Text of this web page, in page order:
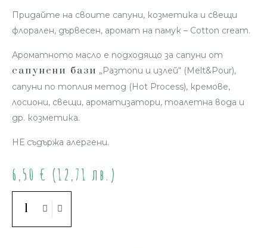
Придайте на своите сапуни, козметика и свещи
флорален, дървесен, аромат на памук – Cotton cream.
Ароматното масло е подходящо за сапуни от
сапунени бази „Разтопи и излей“ (Melt&Pour),
сапуни по топлия метод (Hot Process), кремове,
лосиони, свещи, ароматизатори, тоалетна вода и
др. козметика.
НЕ съдържа алергени.
6,50 € (12,71 лв.)